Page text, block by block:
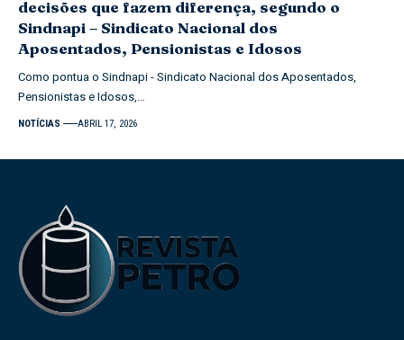
decisões que fazem diferença, segundo o
Sindnapi – Sindicato Nacional dos
Aposentados, Pensionistas e Idosos
Como pontua o Sindnapi - Sindicato Nacional dos Aposentados,
Pensionistas e Idosos,…
NOTÍCIAS ABRIL 17, 2026